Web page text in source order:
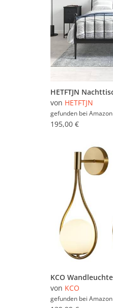
von HETFTJN
gefunden bei Amazon
195,00 €
von KCO
gefunden bei Amazon